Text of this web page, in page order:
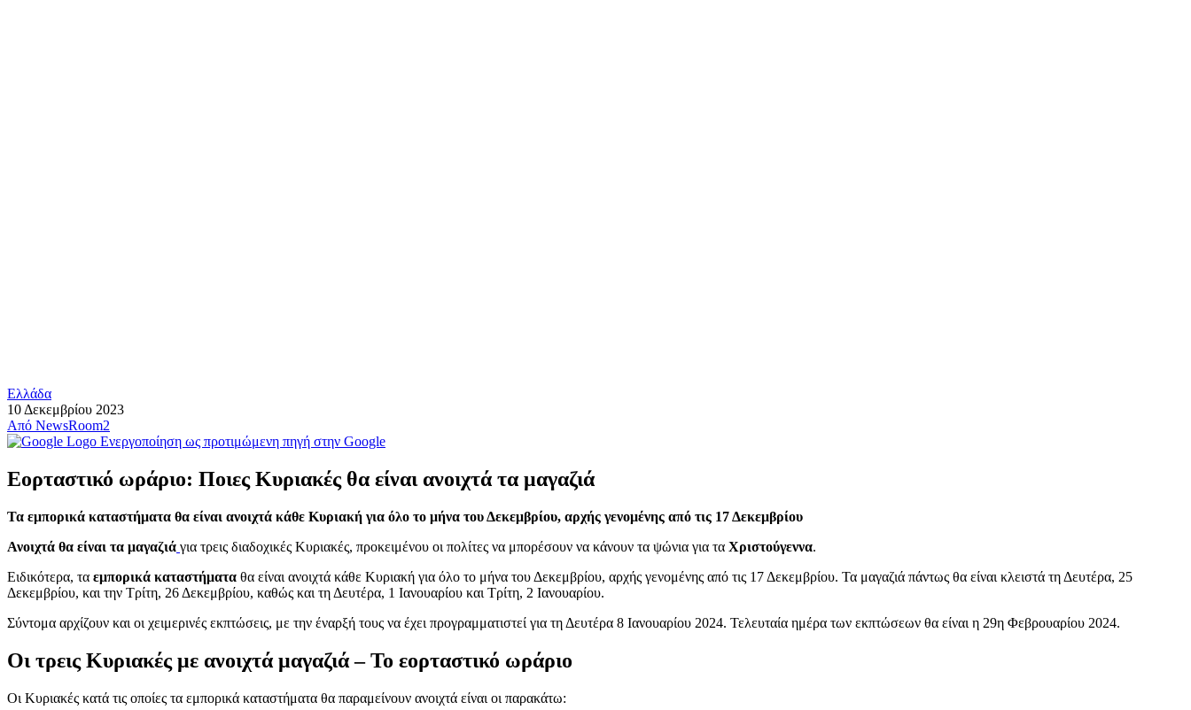
Ελλάδα
10 Δεκεμβρίου 2023
Από NewsRoom2
Ενεργοποίηση ως προτιμώμενη πηγή στην Google
Εορταστικό ωράριο: Ποιες Κυριακές θα είναι ανοιχτά τα μαγαζιά
Τα εμπορικά καταστήματα θα είναι ανοιχτά κάθε Κυριακή για όλο το μήνα του Δεκεμβρίου, αρχής γενομένης από τις 17 Δεκεμβρίου
Ανοιχτά θα είναι τα μαγαζιά για τρεις διαδοχικές Κυριακές, προκειμένου οι πολίτες να μπορέσουν να κάνουν τα ψώνια για τα Χριστούγεννα.
Ειδικότερα, τα εμπορικά καταστήματα θα είναι ανοιχτά κάθε Κυριακή για όλο το μήνα του Δεκεμβρίου, αρχής γενομένης από τις 17 Δεκεμβρίου. Τα μαγαζιά πάντως θα είναι κλειστά τη Δευτέρα, 25
Δεκεμβρίου, και την Τρίτη, 26 Δεκεμβρίου, καθώς και τη Δευτέρα, 1 Ιανουαρίου και Τρίτη, 2 Ιανουαρίου.
Σύντομα αρχίζουν και οι χειμερινές εκπτώσεις, με την έναρξή τους να έχει προγραμματιστεί για τη Δευτέρα 8 Ιανουαρίου 2024. Τελευταία ημέρα των εκπτώσεων θα είναι η 29η Φεβρουαρίου 2024.
Οι τρεις Κυριακές με ανοιχτά μαγαζιά – Το εορταστικό ωράριο
Οι Κυριακές κατά τις οποίες τα εμπορικά καταστήματα θα παραμείνουν ανοιχτά είναι οι παρακάτω: